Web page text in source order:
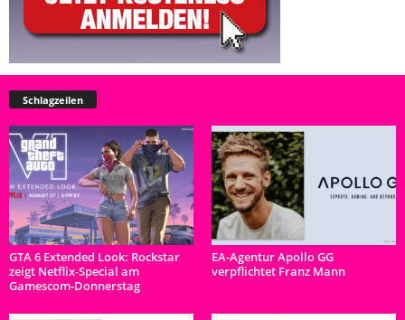
Schlagzeilen
GTA 6 Extended Look: Rockstar
zeigt Netflix-Special am
Gamescom-Donnerstag
EA-Agentur Apollo GG
verpflichtet Franz Mann